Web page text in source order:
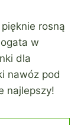
rosną
w
dla
nawóz pod
najlepszy!